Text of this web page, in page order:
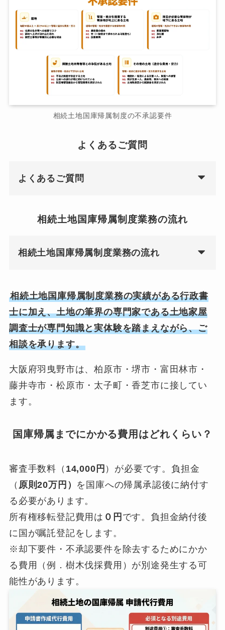
相続土地国庫帰属制度の不承認要件
よくあるご質問
よくあるご質問
相続土地国庫帰属制度業務の流れ
相続土地国庫帰属制度業務の流れ
相続土地国庫帰属制度業務の実績がある行政書
士に加え、土地の筆界の専門家である土地家屋
調査士が専門知識と実体験を踏まえながら、ご
相談を承ります。
大阪府羽曳野市は、柏原市・堺市・富田林市・
藤井寺市・松原市・太子町・香芝市に接してい
ます。
国庫帰属までにかかる費用はどれくらい？
審査手数料（ 14,000円 ）が必要です。負担金
（ 原則20万円） を国庫への帰属承認後に納付す
る必要があります。
所有権移転登記費用は ０円 です。負担金納付後
に国が嘱託登記をします。
※却下要件・不承認要件を除去するためにかか
る費用（例．樹木伐採費用）が別途発生する可
能性があります。